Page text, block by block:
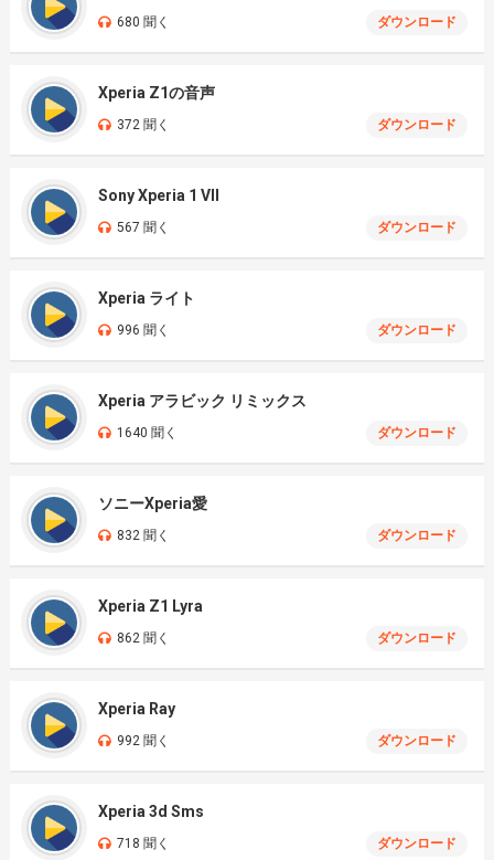
680 聞く ダウンロード
Xperia Z1の音声
372 聞く ダウンロード
Sony Xperia 1 VII
567 聞く ダウンロード
Xperia ライト
996 聞く ダウンロード
Xperia アラビック リミックス
1640 聞く ダウンロード
ソニーXperia愛
832 聞く ダウンロード
Xperia Z1 Lyra
862 聞く ダウンロード
Xperia Ray
992 聞く ダウンロード
Xperia 3d Sms
718 聞く ダウンロード